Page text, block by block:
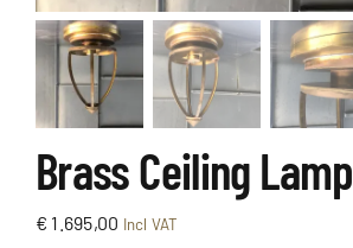
Brass Ceiling Lamp
€ 1.695,00 Incl VAT